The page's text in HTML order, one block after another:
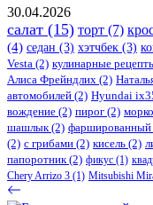
30.04.2026
салат (15) торт (7)
(4) седан (3) хэтчбек (3)
Vesta (2) кулинарные
Алиса Фрейндлих (2)
автомобилей (2) ​Hyundai
вождение (2) пирог (2)
шашлык (2) фаршированный
(2) с грибами (2) кисель (2)
папоротник (2) фикус (1)
Chery Arrizo 3 (1) Mitsubishi